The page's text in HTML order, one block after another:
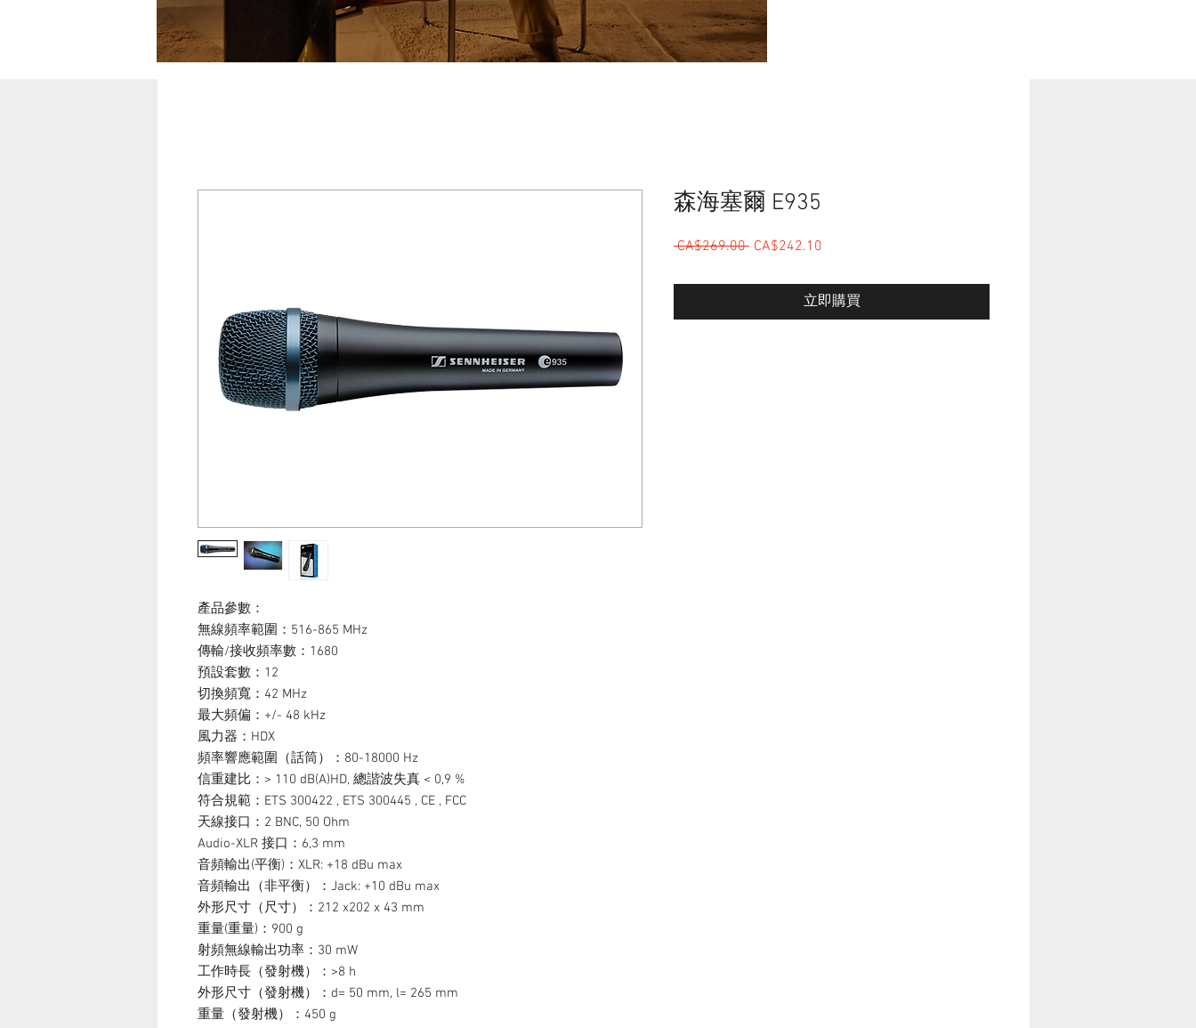
產品參數：
無線頻率範圍：516-865 MHz
傳輸/接收頻率數：1680
預設套數：12
切換頻寬：42 MHz
最大頻偏：+/- 48 kHz
風力器：HDX
頻率響應範圍（話筒）：80-18000 Hz
信重建比：> 110 dB(A)HD, 總諧波失真 < 0,9 %
符合規範：ETS 300422 , ETS 300445 , CE , FCC
天線接口：2 BNC, 50 Ohm
Audio-XLR 接口：6,3 mm
音頻輸出(平衡)：XLR: +18 dBu max
音頻輸出（非平衡）：Jack: +10 dBu max
外形尺寸（尺寸）：212 x202 x 43 mm
重量(重量)：900 g
射頻無線輸出功率：30 mW
工作時長（發射機）：>8 h
外形尺寸（發射機）：d= 50 mm, l= 265 mm
重量（發射機）：450 g
森海塞爾 E935
CA$269.00 一般價格
CA$242.10
立即購買